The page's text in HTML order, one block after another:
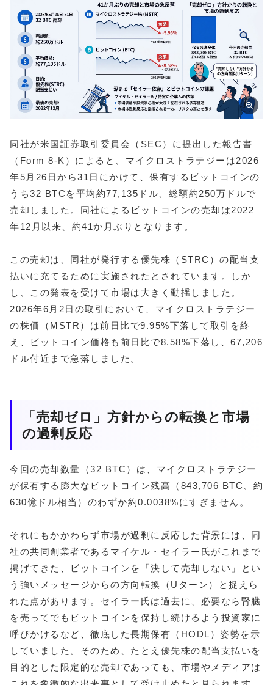
同社が米国証券取引委員会（SEC）に提出した報告書
（Form 8-K）によると、マイクロストラテジーは2026
年5月26日から31日にかけて、保有するビットコインの
うち32 BTCを平均約77,135ドル、総額約250万ドルで
売却しました。同社によるビットコインの売却は2022
年12月以来、約41か月ぶりとなります。
この売却は、同社が発行する優先株（STRC）の配当支
払いに充てるために実施されたとされています。しか
し、この発表を受けて市場は大きく動揺しました。
2026年6月2日の取引において、マイクロストラテジー
の株価（MSTR）は前日比で9.95%下落して取引を終
え、ビットコイン価格も前日比で8.58%下落し、67,206
ドル付近まで急落しました。
「売却ゼロ」方針からの転換と市場
の過剰反応
今回の売却数量（32 BTC）は、マイクロストラテジー
が保有する膨大なビットコイン残高（843,706 BTC、約
630億ドル相当）のわずか約0.0038%にすぎません。
それにもかかわらず市場が過剰に反応した背景には、同
社の共同創業者であるマイケル・セイラー氏がこれまで
掲げてきた、ビットコインを「決して売却しない」とい
う強いメッセージからの方向転換（Uターン）と捉えら
れた点があります。セイラー氏は過去に、必要なら腎臓
を売ってでもビットコインを保持し続けるよう投資家に
呼びかけるなど、徹底した長期保有（HODL）姿勢を示
していました。そのため、たとえ優先株の配当支払いを
目的とした限定的な売却であっても、市場やメディアは